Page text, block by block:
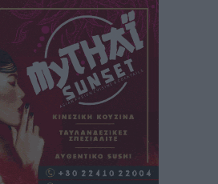
για συντήρηση στο κλειστό της
βήμα πριν από επαγγελματικό
με MTGP και BXGP για Ευρώπη